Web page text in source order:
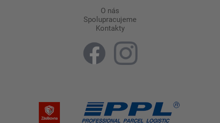
O nás
Spolupracujeme
Kontakty